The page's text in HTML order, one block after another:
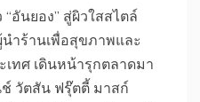
อันยอง” สู่ผิวใสสไตล์
นำร้านเพื่อสุขภาพและ
ทศ เดินหน้ารุกตลาดมา
วัตสัน ฟรุ๊ตตี้ มาสก์